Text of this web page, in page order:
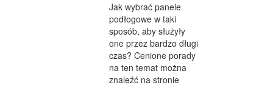
Jak wybrać panele
podłogowe w taki
sposób, aby służyły
one przez bardzo długi
czas? Cenione porady
na ten temat można
znaleźć na stronie